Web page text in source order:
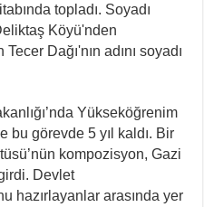
topladı. Soyadı
Köyü'nden
Dağı'nın adını soyadı
Yükseköğrenim
bu görevde 5 yıl kaldı. Bir
kompozisyon, Gazi
Devlet
hazırlayanlar arasında yer